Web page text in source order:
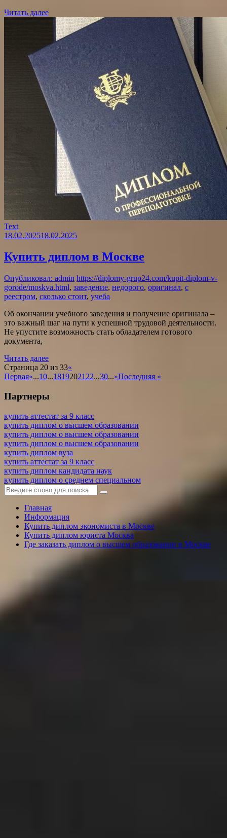
Читать далее
Text
18.02.202518.02.2025
Купить диплом в Москве
Опубликовал: admin https://diplomy-grup24.com/kupit-diplom-v-
gorode/moskva.html, заведение, недорого, оригинал, с
реестром, сколько стоит, учеба
Об окончании учебного заведения и получение оригинала –
это важный шаг на пути к успешной трудовой деятельности.
Не упустите возможность стать обладателем готового
документа,
Читать далее
Страница 20 из 33«
Первая«...10...18192021 22...30...»Последняя »
Партнеры
купить аттестат за 9 класс
купить диплом о высшем образовании
купить диплом о высшем образовании
купить диплом о высшем образовании
купить диплом вуза
купить аттестат за 9 класс
купить диплом кандидата наук
купить диплом о среднем специальном
Главная
Информация
Купить диплом экономиста в Москве
Купить диплом юриста Москва
Где заказать диплом о высшем образовании в Москве